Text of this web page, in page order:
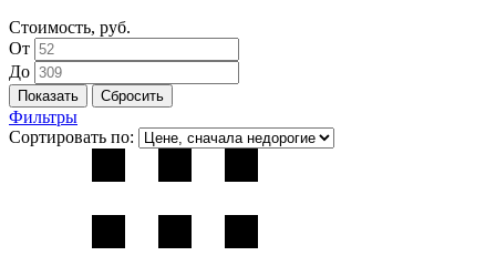
Стоимость, руб.
От
До
Фильтры
Сортировать по: